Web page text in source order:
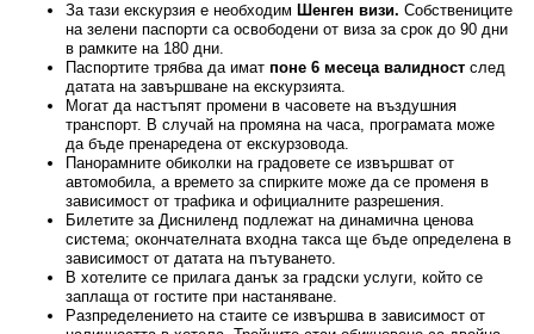
За тази екскурзия е необходим Шенген визи. Собствениците
на зелени паспорти са освободени от виза за срок до 90 дни
в рамките на 180 дни.
Паспортите трябва да имат поне 6 месеца валидност след
датата на завършване на екскурзията.
Могат да настъпят промени в часовете на въздушния
транспорт. В случай на промяна на часа, програмата може
да бъде пренаредена от екскурзовода.
Панорамните обиколки на градовете се извършват от
автомобила, а времето за спирките може да се променя в
зависимост от трафика и официалните разрешения.
Билетите за Дисниленд подлежат на динамична ценова
система; окончателната входна такса ще бъде определена в
зависимост от датата на пътуването.
В хотелите се прилага данък за градски услуги, който се
заплаща от гостите при настаняване.
Разпределението на стаите се извършва в зависимост от